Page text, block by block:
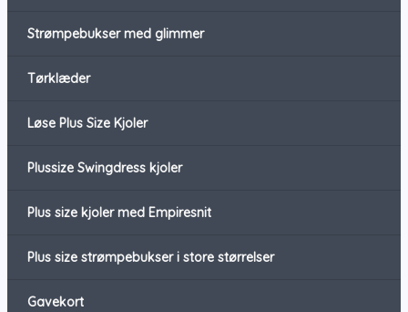
Strømpebukser med glimmer
Tørklæder
Løse Plus Size Kjoler
Plussize Swingdress kjoler
Plus size kjoler med Empiresnit
Plus size strømpebukser i store størrelser
Gavekort